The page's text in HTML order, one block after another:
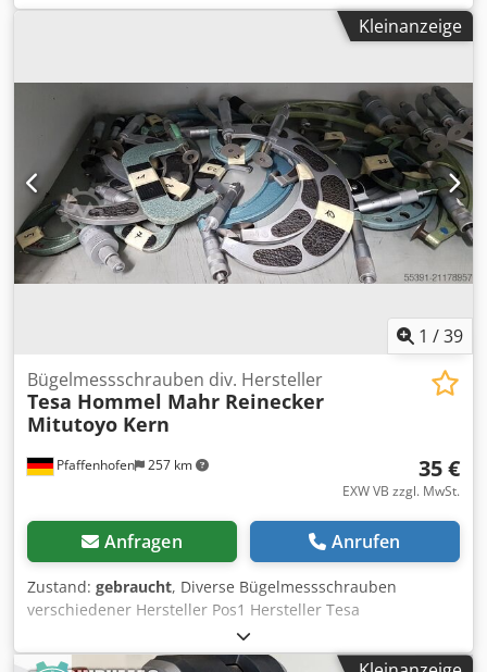
Kleinanzeige
1 /39
Pfaffenhofen 257 km
Bügelmessschrauben div. Hersteller
Tesa Hommel Mahr Reinecker
Mitutoyo Kern
35 €
EXW VB zzgl. MwSt.
Anfragen Anrufen
Zustand: gebraucht, Diverse Bügelmessschrauben
verschiedener Hersteller Pos1 Hersteller Tesa
Messbereich: 0 – 25mm Skalenwert: 1/100 mm Pos2
Hersteller Tesa Swiss Made Messbereich: 100 – 125mm